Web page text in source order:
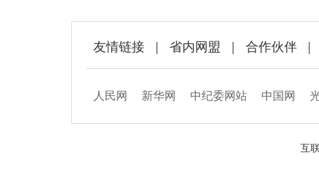
友情链接 省内网盟 合作伙伴
人民网 新华网 中纪委网站 中国网
互